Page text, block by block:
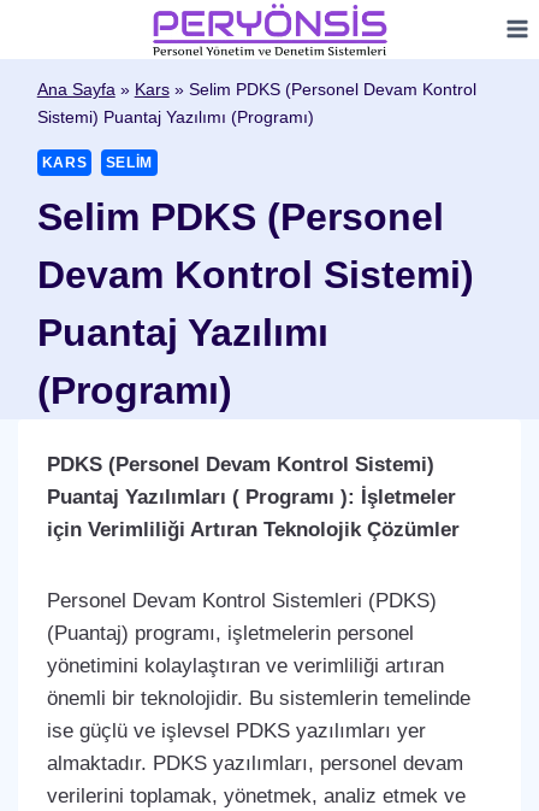
contentAna Sayfa» Kars» Selim PDKS (Personel Devam Kontrol
Sistemi) Puantaj Yazılımı (Programı)
KARS SELIM
Selim PDKS (Personel
Devam Kontrol Sistemi)
Puantaj Yazılımı
(Programı)
PDKS (Personel Devam Kontrol Sistemi)
Puantaj Yazılımları ( Programı ): İşletmeler
için Verimliliği Artıran Teknolojik Çözümler
Personel Devam Kontrol Sistemleri (PDKS)
(Puantaj) programı, işletmelerin personel
yönetimini kolaylaştıran ve verimliliği artıran
önemli bir teknolojidir. Bu sistemlerin temelinde
ise güçlü ve işlevsel PDKS yazılımları yer
almaktadır. PDKS yazılımları, personel devam
verilerini toplamak, yönetmek, analiz etmek ve